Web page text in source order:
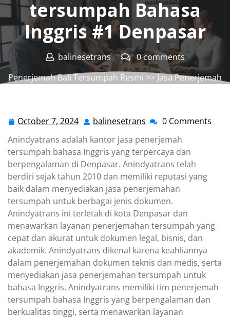
tersumpah Bahasa
Inggris #1 Denpasar
balinesetrans
0 comments
Penerjemah Bali Tersumpah Resmi >> Jasa Penerjemah
October 7, 2024 October
7,
2024
balinesetrans balinesetrans
0 Comments
Anindyatrans adalah kantor jasa penerjemah
tersumpah bahasa Inggris yang terpercaya dan
berpengalaman di Denpasar. Anindyatrans telah
berdiri sejak tahun 2010 dan memiliki reputasi yang
baik dalam menyediakan jasa penerjemahan
tersumpah untuk berbagai jenis dokumen.
Anindyatrans ini terletak di kota Denpasar dan
menawarkan layanan penerjemahan tersumpah yang
cepat dan akurat untuk dokumen legal, bisnis, dan
akademik. Anindyatrans dikenal karena keahliannya
dalam penerjemahan dokumen teknis dan medis, serta
menyediakan jasa penerjemahan tersumpah untuk
bahasa Inggris. Anindyatrans memiliki tim penerjemah
tersumpah bahasa Inggris yang berpengalaman dan
berkualitas tinggi, serta menawarkan layanan